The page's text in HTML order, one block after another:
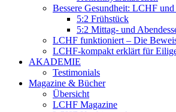
Bessere Gesundheit: LCHF und
5:2 Frühstück
5:2 Mittag- und
LCHF funktioniert – Die
LCHF-kompakt erklärt für
AKADEMIE
Testimonials
Magazine & Bücher
Übersicht
LCHF Magazine